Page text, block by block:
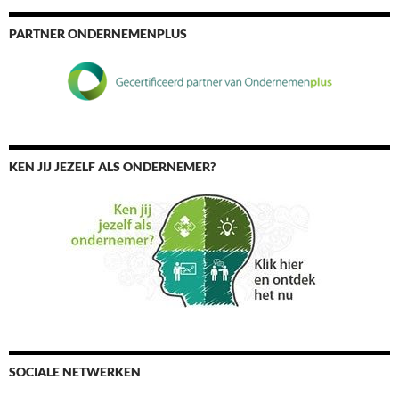
PARTNER ONDERNEMENPLUS
KEN JIJ JEZELF ALS ONDERNEMER?
SOCIALE NETWERKEN